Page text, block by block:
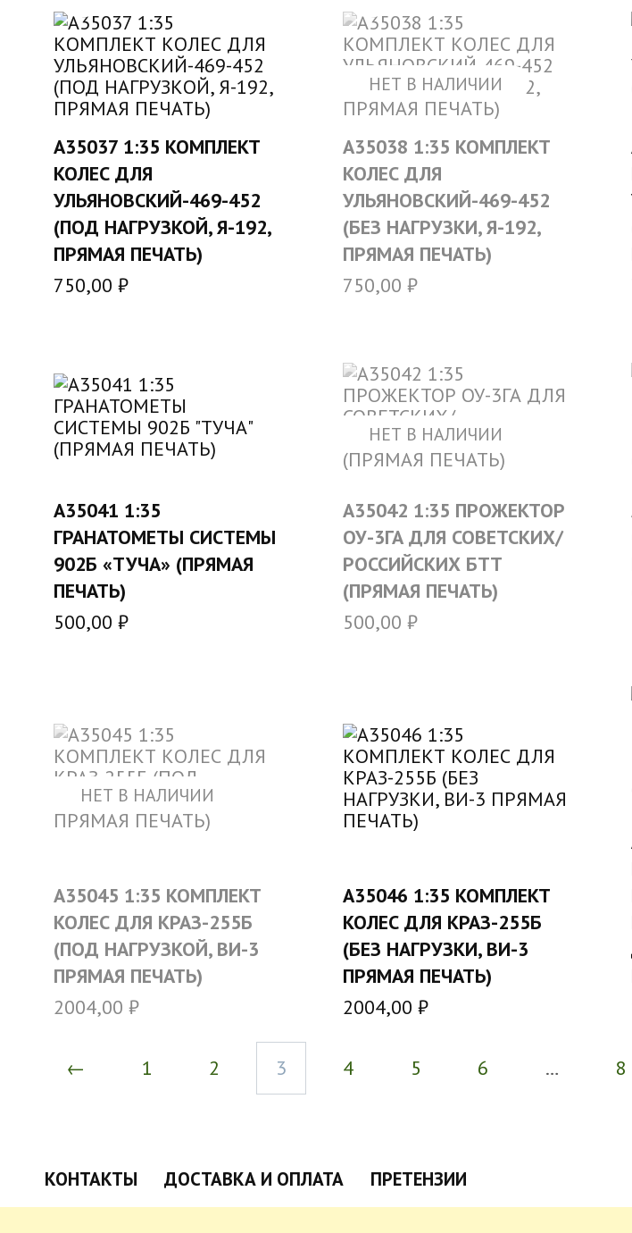
В КОРЗИНУ
A35037 1:35 КОМПЛЕКТ
КОЛЕС ДЛЯ
УЛЬЯНОВСКИЙ-469-452
(ПОД НАГРУЗКОЙ, Я-192,
ПРЯМАЯ ПЕЧАТЬ)
750,00 ₽
НЕТ В НАЛИЧИИ
A35038 1:35 КОМПЛЕКТ
КОЛЕС ДЛЯ
УЛЬЯНОВСКИЙ-469-452
(БЕЗ НАГРУЗКИ, Я-192,
ПРЯМАЯ ПЕЧАТЬ)
750,00 ₽
В КОРЗИНУ
A35041 1:35
ГРАНАТОМЕТЫ СИСТЕМЫ
902Б «ТУЧА» (ПРЯМАЯ
ПЕЧАТЬ)
500,00 ₽
НЕТ В НАЛИЧИИ
A35042 1:35 ПРОЖЕКТОР
ОУ-3ГА ДЛЯ СОВЕТСКИХ/
РОССИЙСКИХ БТТ
(ПРЯМАЯ ПЕЧАТЬ)
500,00 ₽
НЕТ В НАЛИЧИИ
A35045 1:35 КОМПЛЕКТ
КОЛЕС ДЛЯ КРАЗ-255Б
(ПОД НАГРУЗКОЙ, ВИ-3
ПРЯМАЯ ПЕЧАТЬ)
2004,00 ₽
A35046 1:35 КОМПЛЕКТ
КОЛЕС ДЛЯ КРАЗ-255Б
(БЕЗ НАГРУЗКИ, ВИ-3
ПРЯМАЯ ПЕЧАТЬ)
2004,00 ₽
← 1 2 3 4 5 6 … 8
КОНТАКТЫ ДОСТАВКА И ОПЛАТА ПРЕТЕНЗИИ